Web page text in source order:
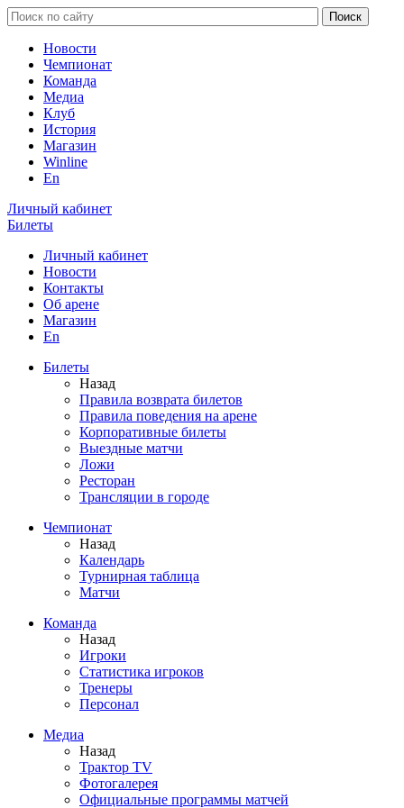
Новости
Чемпионат
Команда
Медиа
Клуб
История
Магазин
Winline
En
Личный кабинет
Билеты
Личный кабинет
Новости
Контакты
Об арене
Магазин
En
Билеты
Назад
Правила возврата билетов
Правила поведения на арене
Корпоративные билеты
Выездные матчи
Ложи
Ресторан
Трансляции в городе
Чемпионат
Назад
Календарь
Турнирная таблица
Матчи
Команда
Назад
Игроки
Статистика игроков
Тренеры
Персонал
Медиа
Назад
Трактор TV
Фотогалерея
Официальные программы матчей